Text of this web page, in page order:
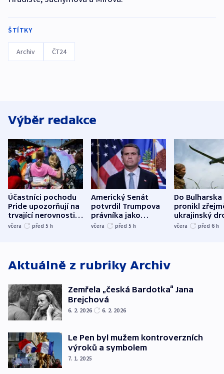
ŠTÍTKY
Archiv ČT24
Výběr redakce
Účastníci pochodu
Pride upozorňují na
trvající nerovnosti i
společenskou
včera před 5 h
Americký Senát
potvrdil Trumpova
právníka jako
ministra
včera před 5 h
Do Bulharska
pronikl
ukrajinský
explodoval
včera před 6 h
Aktuálně z rubriky Archiv
Zemřela „česká Bardotka“ Jana
Brejchová
6. 2. 2026 6. 2. 2026
Le Pen byl mužem kontroverzních
výroků a symbolem
7. 1. 2025